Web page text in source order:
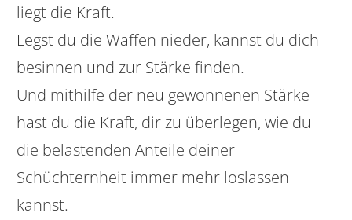
liegt die Kraft.
Legst du die Waffen nieder, kannst du dich
besinnen und zur Stärke finden.
Und mithilfe der neu gewonnenen Stärke
hast du die Kraft, dir zu überlegen, wie du
die belastenden Anteile deiner
Schüchternheit immer mehr loslassen
kannst.